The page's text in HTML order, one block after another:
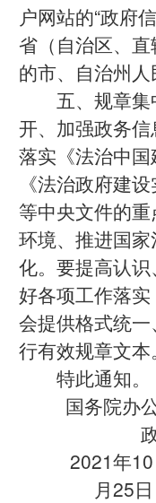
户网站的“政府
省（自治区、
的市、自治州人
五、规章
开、加强政务
落实《法治中
《法治政府建
等中央文件的
环境、推进国
化。要提高认
好各项工作落
会提供格式统
行有效规章文本。
特此通知。
国务院办
2021年10
月25日